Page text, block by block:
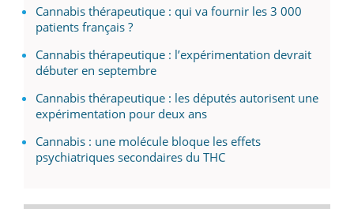
Cannabis thérapeutique : qui va fournir les 3 000
patients français ?
Cannabis thérapeutique : l’expérimentation devrait
débuter en septembre
Cannabis thérapeutique : les députés autorisent une
expérimentation pour deux ans
Cannabis : une molécule bloque les effets
psychiatriques secondaires du THC